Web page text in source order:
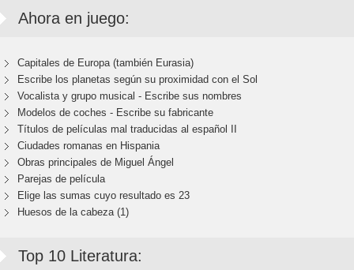
Ahora en juego:
Capitales de Europa (también Eurasia)
Escribe los planetas según su proximidad con el Sol
Vocalista y grupo musical - Escribe sus nombres
Modelos de coches - Escribe su fabricante
Títulos de películas mal traducidas al español II
Ciudades romanas en Hispania
Obras principales de Miguel Ángel
Parejas de película
Elige las sumas cuyo resultado es 23
Huesos de la cabeza (1)
Top 10 Literatura: